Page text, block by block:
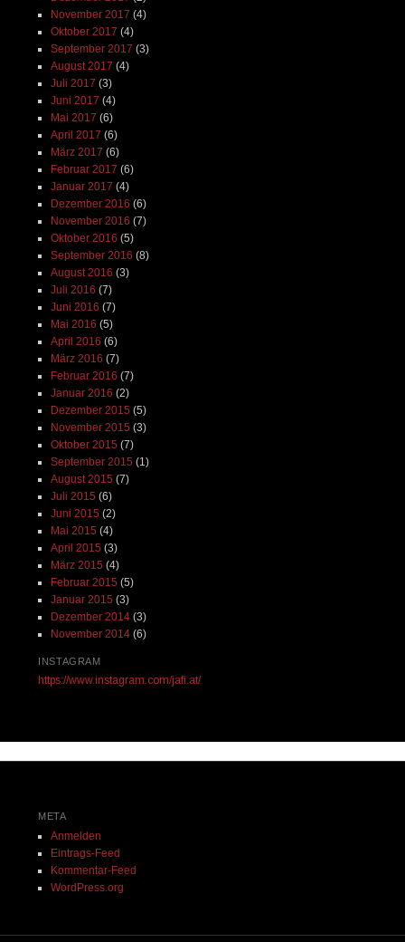
November 2017 (4)
Oktober 2017 (4)
September 2017 (3)
August 2017 (4)
Juli 2017 (3)
Juni 2017 (4)
Mai 2017 (6)
April 2017 (6)
März 2017 (6)
Februar 2017 (6)
Januar 2017 (4)
Dezember 2016 (6)
November 2016 (7)
Oktober 2016 (5)
September 2016 (8)
August 2016 (3)
Juli 2016 (7)
Juni 2016 (7)
Mai 2016 (5)
April 2016 (6)
März 2016 (7)
Februar 2016 (7)
Januar 2016 (2)
Dezember 2015 (5)
November 2015 (3)
Oktober 2015 (7)
September 2015 (1)
August 2015 (7)
Juli 2015 (6)
Juni 2015 (2)
Mai 2015 (4)
April 2015 (3)
März 2015 (4)
Februar 2015 (5)
Januar 2015 (3)
Dezember 2014(3)
November 2014(6)
INSTAGRAM
https://www.instagram.com/jafi.at/
META
Anmelden
Eintrags-Feed
Kommentar-Feed
WordPress.org